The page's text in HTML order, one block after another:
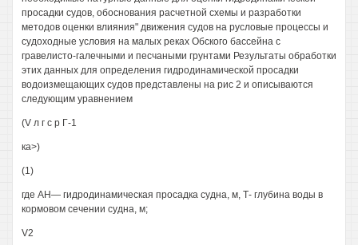
просадки судов, обоснования расчетной схемы и разработки
методов оценки влияния" движения судов на русловые процессы и
судоходные условия на малых реках Обского бассейна с
гравелисто-галечными и песчаными грунтами Результаты обработки
этих данных для определения гидродинамической просадки
водоизмещающих судов представлены на рис 2 и описываются
следующим уравнением
(V л г с р Г-1
ка>)
(1)
где АН— гидродинамическая просадка судна, м, Т- глубина воды в
кормовом сечении судна, м;
V2